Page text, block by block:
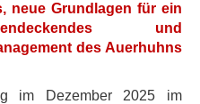
neue Grundlagen für ein
und
des Auerhuhns
im Dezember 2025 im